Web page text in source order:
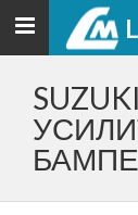
Toggle
navigation